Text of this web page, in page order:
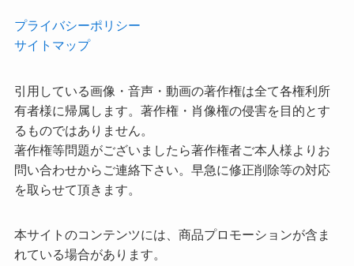
プライバシーポリシー
サイトマップ
引用している画像・音声・動画の著作権は全て各権利所
有者様に帰属します。著作権・肖像権の侵害を目的とす
るものではありません。
著作権等問題がございましたら著作権者ご本人様よりお
問い合わせからご連絡下さい。早急に修正削除等の対応
を取らせて頂きます。
本サイトのコンテンツには、商品プロモーションが含ま
れている場合があります。